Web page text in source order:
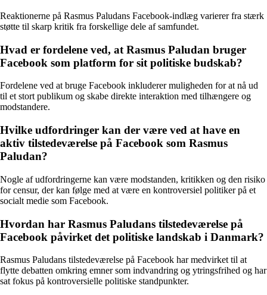
Reaktionerne på Rasmus Paludans Facebook-indlæg varierer fra stærk
støtte til skarp kritik fra forskellige dele af samfundet.
Hvad er fordelene ved, at Rasmus Paludan bruger
Facebook som platform for sit politiske budskab?
Fordelene ved at bruge Facebook inkluderer muligheden for at nå ud
til et stort publikum og skabe direkte interaktion med tilhængere og
modstandere.
Hvilke udfordringer kan der være ved at have en
aktiv tilstedeværelse på Facebook som Rasmus
Paludan?
Nogle af udfordringerne kan være modstanden, kritikken og den risiko
for censur, der kan følge med at være en kontroversiel politiker på et
socialt medie som Facebook.
Hvordan har Rasmus Paludans tilstedeværelse på
Facebook påvirket det politiske landskab i Danmark?
Rasmus Paludans tilstedeværelse på Facebook har medvirket til at
flytte debatten omkring emner som indvandring og ytringsfrihed og har
sat fokus på kontroversielle politiske standpunkter.